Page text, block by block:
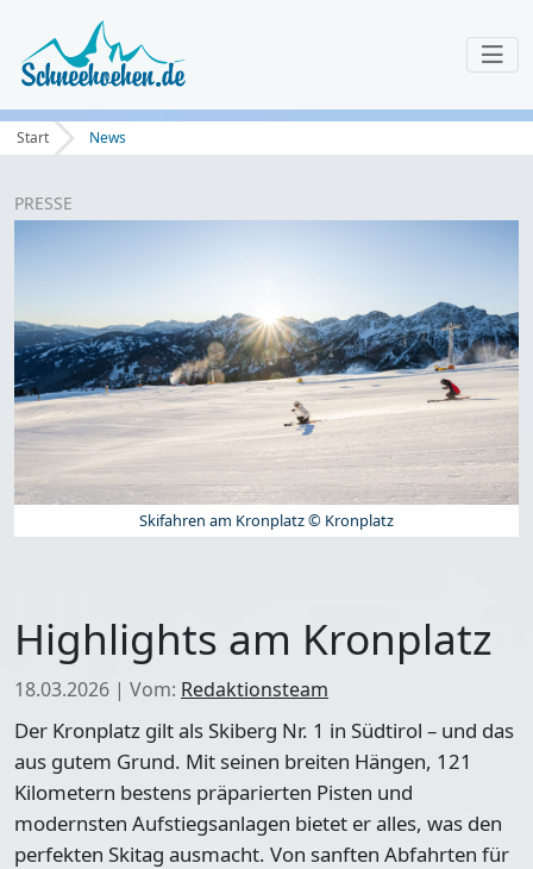
Start News
PRESSE
Skifahren am Kronplatz © Kronplatz
Highlights am Kronplatz
18.03.2026 | Vom: Redaktionsteam
Der Kronplatz gilt als Skiberg Nr. 1 in Südtirol – und das
aus gutem Grund. Mit seinen breiten Hängen, 121
Kilometern bestens präparierten Pisten und
modernsten Aufstiegsanlagen bietet er alles, was den
perfekten Skitag ausmacht. Von sanften Abfahrten für